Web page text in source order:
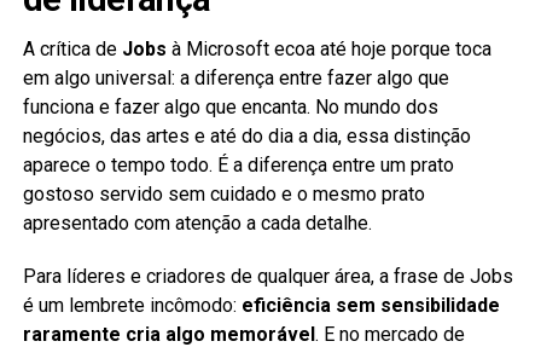
A crítica de Jobs à Microsoft ecoa até hoje porque toca
em algo universal: a diferença entre fazer algo que
funciona e fazer algo que encanta. No mundo dos
negócios, das artes e até do dia a dia, essa distinção
aparece o tempo todo. É a diferença entre um prato
gostoso servido sem cuidado e o mesmo prato
apresentado com atenção a cada detalhe.
Para líderes e criadores de qualquer área, a frase de Jobs
é um lembrete incômodo: eficiência sem sensibilidade
raramente cria algo memorável. E no mercado de